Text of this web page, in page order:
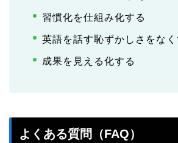
習慣化を仕組み化する
英語を話す恥ずかしさをなく
成果を見える化する
よくある質問（FAQ）